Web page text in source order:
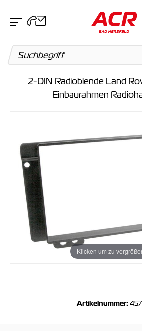
Keine Suchergebnisse gefunden.
Kategorien
Keine Suchergebnisse gefunden.
2-DIN Radioblende Land
Einbaurahmen
Klicken um zu
Artikelnummer: